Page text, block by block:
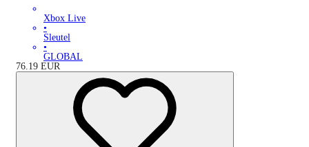
Xbox Live
•
Sleutel
•
GLOBAL
76.19 EUR